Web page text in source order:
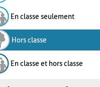
En classe seulement
Hors classe
En classe et hors classe